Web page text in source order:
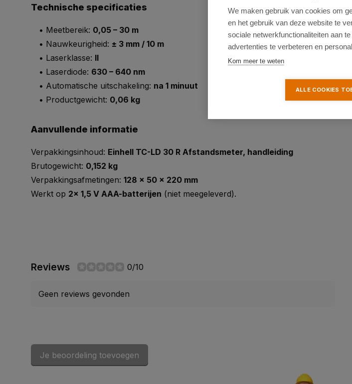
Technische specificaties
• Meetbereik: 0,05 – 30 m
• Nauwkeurigheid: ± 3 mm / 10 m
• Laserklasse: II
• Laserdiode: 630 – 640 nm
• Automatische uitschakeling: na 1 minuut
• Productgewicht: 0,06 kg
Aanvullende informatie
Verpakkingsinhoud: Einhell TC-LD 30 R Afstandsmeter, handleiding
Brutogewicht: 0,152 kg
Verpakkingsafmetingen: 128 x 50 x 220 mm
Werkt op 2x 1,5 V AAA-batterijen (niet meegeleverd).
Reviews 0/10
Geen reviews gevonden
Je beoordeling toevoegen
We maken gebruik van cookies om
en het gebruik van deze website te
sociale netwerkfunctionaliteiten aan
advertenties te verbeteren en
Kom meer te weten
ALLE COOKIES